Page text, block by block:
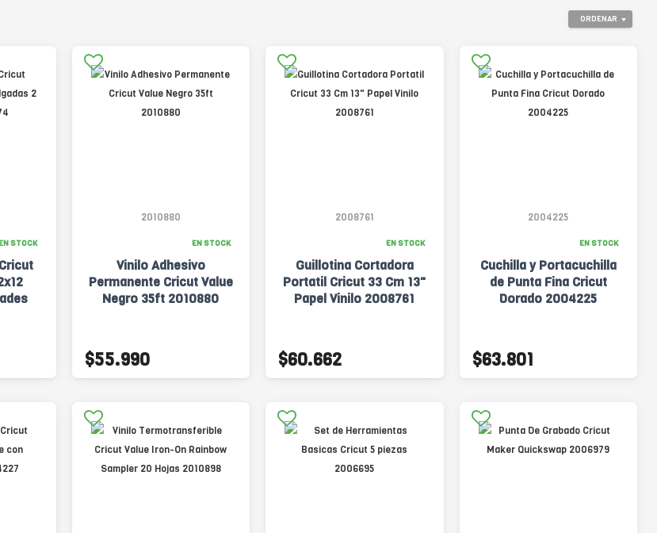
ORDENAR
STOCK
2010880
EN STOCK
Vinilo Adhesivo
Permanente Cricut Value
Negro 35ft 2010880
$55.990
2008761
EN STOCK
Guillotina Cortadora
Portatil Cricut 33 Cm 13"
Papel Vinilo 2008761
$60.662
2004225
EN STOCK
Cuchilla y Portacuchilla
de Punta Fina Cricut
Dorado 2004225
$63.801